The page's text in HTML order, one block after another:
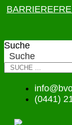
Suche
Suche
(0441)